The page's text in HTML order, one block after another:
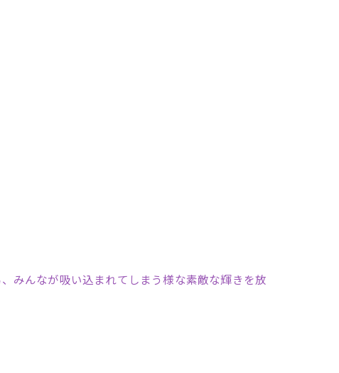
みんなが吸い込まれてしまう様な素敵な輝きを放